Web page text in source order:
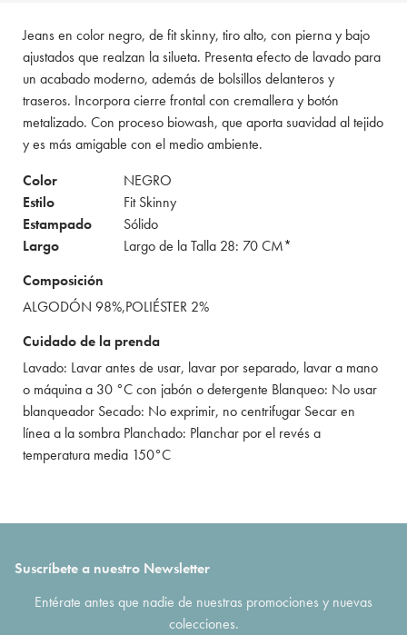
Jeans en color negro, de fit skinny, tiro alto, con pierna y bajo
ajustados que realzan la silueta. Presenta efecto de lavado para
un acabado moderno, además de bolsillos delanteros y
traseros. Incorpora cierre frontal con cremallera y botón
metalizado. Con proceso biowash, que aporta suavidad al tejido
y es más amigable con el medio ambiente.
Color
NEGRO
Estilo
Fit Skinny
Estampado
Sólido
Largo
Largo de la Talla 28: 70 CM*
Composición
ALGODÓN 98%,POLIÉSTER 2%
Cuidado de la prenda
Lavado: Lavar antes de usar, lavar por separado, lavar a mano
o máquina a 30 °C con jabón o detergente Blanqueo: No usar
blanqueador Secado: No exprimir, no centrifugar Secar en
línea a la sombra Planchado: Planchar por el revés a
temperatura media 150°C
Suscríbete a nuestro Newsletter
Entérate antes que nadie de nuestras promociones y nuevas
colecciones.